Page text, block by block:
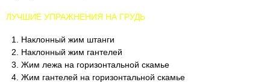
ЛУЧШИЕ УПРАЖНЕНИЯ НА ГРУДЬ
Наклонный жим штанги
Наклонный жим гантелей
Жим лежа на горизонтальной скамье
Жим гантелей на горизонтальной скамье